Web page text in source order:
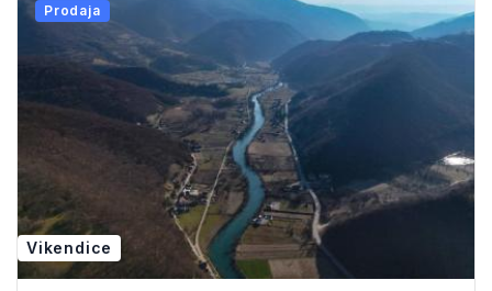
Prodaja
Vikendice